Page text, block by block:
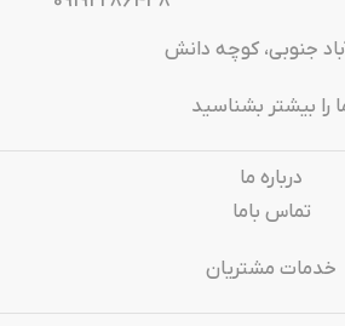
جنوبی، کوچه دانش
را بیشتر بشناسید
درباره‌ ما
تماس باما
خدمات مشتریان